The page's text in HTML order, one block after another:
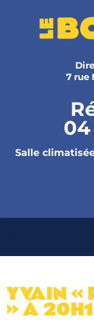
7 rue
04
Salle
YVAIN «
» À